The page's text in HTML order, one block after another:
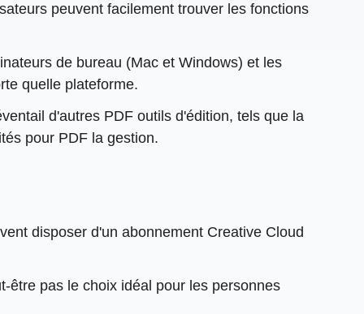
peuvent facilement trouver les fonctions
de bureau (Mac et Windows) et les
quelle plateforme.
d'autres PDF outils d'édition, tels que la
pour PDF la gestion.
disposer d'un abonnement Creative Cloud
être pas le choix idéal pour les personnes